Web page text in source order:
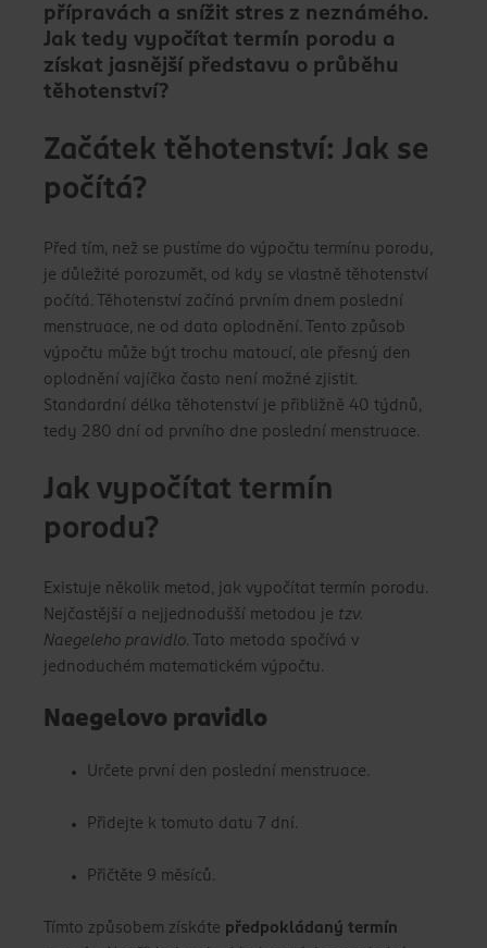
přípravách a snížit stres z neznámého.
Jak tedy vypočítat termín porodu a
získat jasnější představu o průběhu
těhotenství?
Začátek těhotenství: Jak se
počítá?
Před tím, než se pustíme do výpočtu termínu porodu,
je důležité porozumět, od kdy se vlastně těhotenství
počítá. Těhotenství začíná prvním dnem poslední
menstruace, ne od data oplodnění. Tento způsob
výpočtu může být trochu matoucí, ale přesný den
oplodnění vajíčka často není možné zjistit.
Standardní délka těhotenství je přibližně 40 týdnů,
tedy 280 dní od prvního dne poslední menstruace.
Jak vypočítat termín
porodu?
Existuje několik metod, jak vypočítat termín porodu.
Nejčastější a nejjednodušší metodou je tzv.
Naegeleho pravidlo. Tato metoda spočívá v
jednoduchém matematickém výpočtu.
Naegelovo pravidlo
Určete první den poslední menstruace.
Přidejte k tomuto datu 7 dní.
Přičtěte 9 měsíců.
Tímto způsobem získáte předpokládaný termín